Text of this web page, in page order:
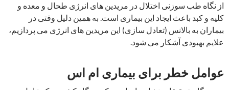
از نگاه طب سوزنی اختلال در مریدین های انرژی طحال و معده و
کلیه و کبد باعث ایجاد این بیماری است. به همین دلیل وقتی در
بیماران به بالانس (تعادل سازی) این مریدین های انرژی می پردازیم،
علایم بهبودی آشکار می شود.
عوامل خطر برای بیماری ام اس